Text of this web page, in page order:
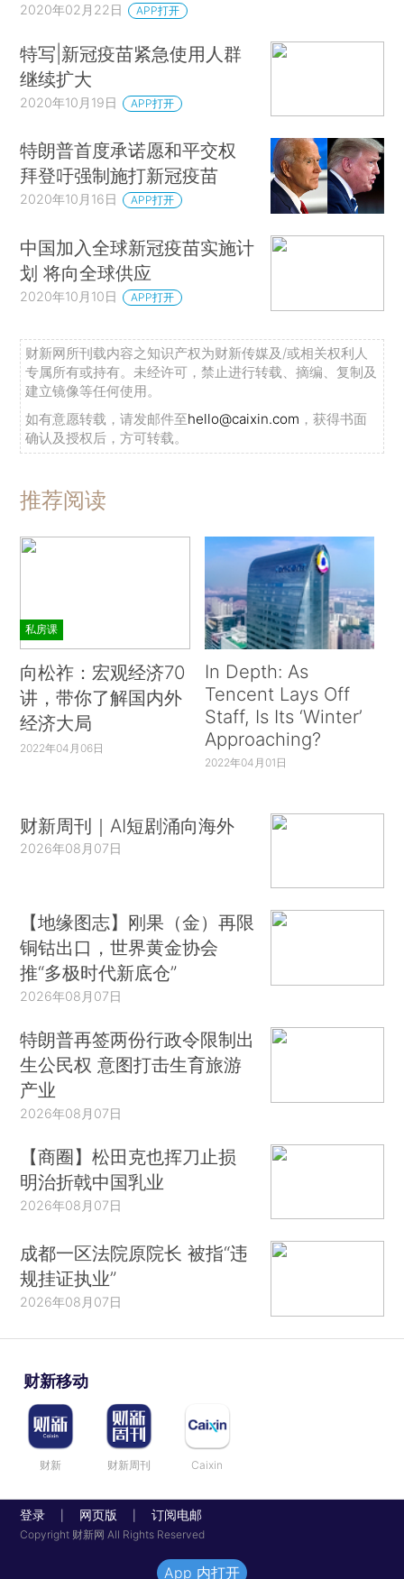
2020年02月22日 APP打开
特写|新冠疫苗紧急使用人群
继续扩大
2020年10月19日 APP打开
特朗普首度承诺愿和平交权
拜登吁强制施打新冠疫苗
2020年10月16日 APP打开
中国加入全球新冠疫苗实施计
划 将向全球供应
2020年10月10日 APP打开
财新网所刊载内容之知识产权为财新传媒及/或相关权利人
专属所有或持有。未经许可，禁止进行转载、摘编、复制及
建立镜像等任何使用。
如有意愿转载，请发邮件至hello@caixin.com ，获得书面
确认及授权后，方可转载。
推荐阅读
私房课
向松祚：宏观经济70
讲，带你了解国内外
经济大局
2022年04月06日
In Depth: As
Tencent Lays Off
Staff, Is Its ‘Winter’
Approaching?
2022年04月01日
财新周刊｜AI短剧涌向海外
2026年08月07日
【地缘图志】刚果（金）再限
铜钴出口，世界黄金协会
推“多极时代新底仓”
2026年08月07日
特朗普再签两份行政令限制出
生公民权 意图打击生育旅游
产业
2026年08月07日
【商圈】松田克也挥刀止损
明治折戟中国乳业
2026年08月07日
成都一区法院原院长 被指“违
规挂证执业”
2026年08月07日
财新移动
财新 财新周刊 Caixin
登录 网页版 订阅电邮
Copyright 财新网 All Rights Reserved
App 内打开